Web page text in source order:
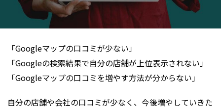
「Googleマップの口コミが少ない」
「Googleの検索結果で自分の店舗が上位表示されない」
「Googleマップの口コミを増やす方法が分からない」
自分の店舗や会社の口コミが少なく、今後増やしていきた